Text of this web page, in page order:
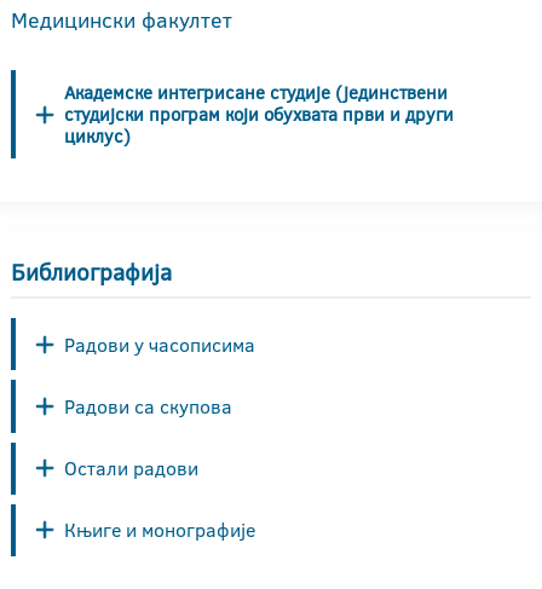
Медицински факултет
Академске интегрисане студије (јединствени
студијски програм који обухвата први и други
циклус)
Библиографија
Радови у часописима
Радови са скупова
Остали радови
Књиге и монографије